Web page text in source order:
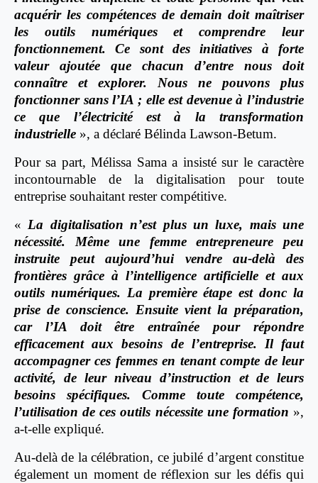
acquérir les compétences de demain doit maîtriser
les outils numériques et comprendre leur
fonctionnement. Ce sont des initiatives à forte
valeur ajoutée que chacun d’entre nous doit
connaître et explorer. Nous ne pouvons plus
fonctionner sans l’IA ; elle est devenue à l’industrie
ce que l’électricité est à la transformation
industrielle », a déclaré Bélinda Lawson-Betum.
Pour sa part, Mélissa Sama a insisté sur le caractère
incontournable de la digitalisation pour toute
entreprise souhaitant rester compétitive.
« La digitalisation n’est plus un luxe, mais une
nécessité. Même une femme entrepreneure peu
instruite peut aujourd’hui vendre au-delà des
frontières grâce à l’intelligence artificielle et aux
outils numériques. La première étape est donc la
prise de conscience. Ensuite vient la préparation,
car l’IA doit être entraînée pour répondre
efficacement aux besoins de l’entreprise. Il faut
accompagner ces femmes en tenant compte de leur
activité, de leur niveau d’instruction et de leurs
besoins spécifiques. Comme toute compétence,
l’utilisation de ces outils nécessite une formation »,
a-t-elle expliqué.
Au-delà de la célébration, ce jubilé d’argent constitue
également un moment de réflexion sur les défis qui